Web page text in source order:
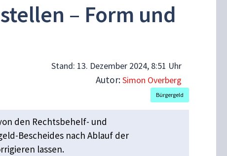
– Form und
Stand: 13. Dezember 2024, 8:51 Uhr
Autor:Simon Overberg
Bürgergeld
den Rechtsbehelf- und
Bescheides nach Ablauf der
lassen.